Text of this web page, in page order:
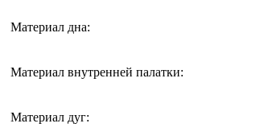
Материал дна:
Материал внутренней палатки:
Материал дуг: